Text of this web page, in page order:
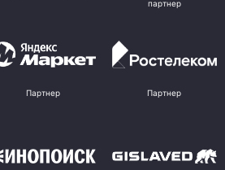
партнер
Партнер Партнер